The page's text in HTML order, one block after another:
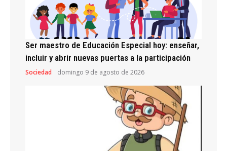
Ser maestro de Educación Especial hoy: enseñar,
incluir y abrir nuevas puertas a la participación
Sociedad domingo 9 de agosto de 2026